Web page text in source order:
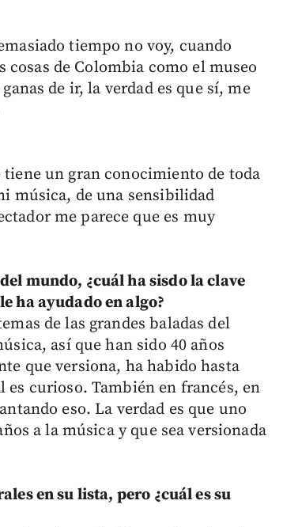
tiempo no voy, cuando
de Colombia como el museo
de ir, la verdad es que sí, me
un gran conocimiento de toda
música, de una sensibilidad
me parece que es muy
mundo, ¿cuál ha sisdo la clave
ha ayudado en algo?
de las grandes baladas del
así que han sido 40 años
que versiona, ha habido hasta
curioso. También en francés, en
eso. La verdad es que uno
a la música y que sea versionada
en su lista, pero ¿cuál es su